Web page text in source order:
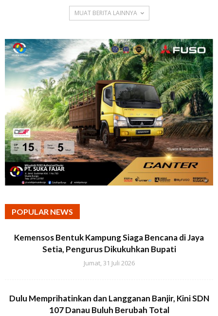
MUAT BERITA LAINNYA
POPULAR NEWS
Kemensos Bentuk Kampung Siaga Bencana di Jaya
Setia, Pengurus Dikukuhkan Bupati
Jumat, 31 Juli 2026
Dulu Memprihatinkan dan Langganan Banjir, Kini SDN
107 Danau Buluh Berubah Total